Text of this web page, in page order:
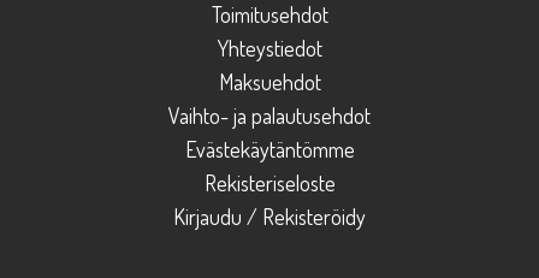
Toimitusehdot
Yhteystiedot
Maksuehdot
Vaihto- ja palautusehdot
Evästekäytäntömme
Rekisteriseloste
Kirjaudu / Rekisteröidy